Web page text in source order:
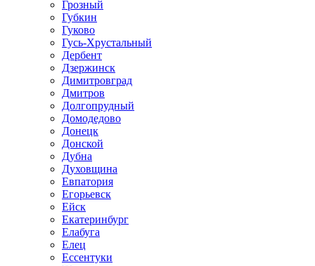
Грозный
Губкин
Гуково
Гусь-Хрустальный
Дербент
Дзержинск
Димитровград
Дмитров
Долгопрудный
Домодедово
Донецк
Донской
Дубна
Духовщина
Евпатория
Егорьевск
Ейск
Екатеринбург
Елабуга
Елец
Ессентуки